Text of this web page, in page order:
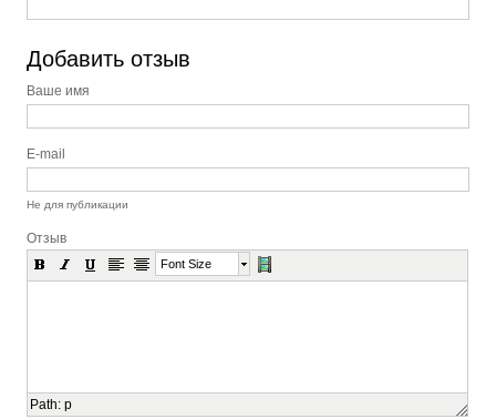
Добавить отзыв
Ваше имя
E-mail
Не для публикации
Отзыв
Font Size
Path:p